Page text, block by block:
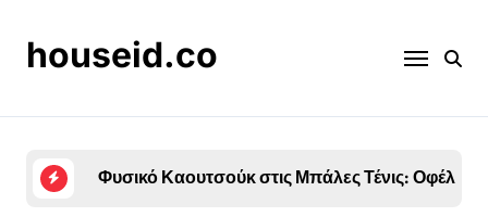
contenthouseid.co
Βιοδιασπώμενες Καλύψεις Για Μπάλες Τένις: